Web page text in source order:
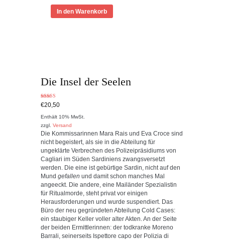
In den Warenkorb
Die Insel der Seelen
Bewertet
mit
von 5
€20,50
Enthält 10% MwSt.
zzgl. Versand
Die Kommissarinnen Mara Rais und Eva Croce sind
nicht begeistert, als sie in die Abteilung für
ungeklärte Verbrechen des Polizeipräsidiums von
Cagliari im Süden Sardiniens zwangsversetzt
werden. Die eine ist gebürtige Sardin, nicht auf den
Mund gefallen und damit schon manches Mal
angeeckt. Die andere, eine Mailänder Spezialistin
für Ritualmorde, steht privat vor einigen
Herausforderungen und wurde suspendiert. Das
Büro der neu gegründeten Abteilung Cold Cases:
ein staubiger Keller voller alter Akten. An der Seite
der beiden Ermittlerinnen: der todkranke Moreno
Barrali, seinerseits Ispettore capo der Polizia di